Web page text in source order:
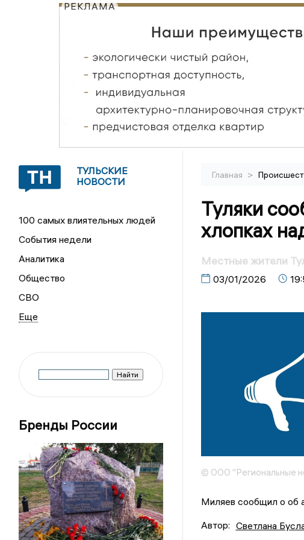
РЕКЛАМА
ТУЛЬСКИЕ
НОВОСТИ
100 самых влиятельных людей
События недели
Аналитика
Общество
СВО
Бренды России
Главная >
Туляки
хлопках
Местные жители
03/01/2026
© ООО "Региональные
Миляев сообщил о об
Автор: Светлана